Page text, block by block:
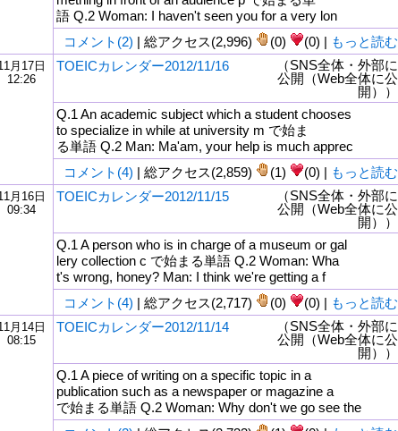
語 Q.2 Woman: I haven't seen you for a very lon
コメント(2) | 総アクセス(2,996) (0) (0) | もっと読む
月17日
12:26
TOEICカレンダー2012/11/16
（SNS全体・外部に
公開（Web全体に公
開））
Q.1 An academic subject which a student chooses
to specialize in while at university m で始ま
る単語 Q.2 Man: Ma'am, your help is much apprec
コメント(4) | 総アクセス(2,859) (1) (0) | もっと読む
月16日
09:34
TOEICカレンダー2012/11/15
（SNS全体・外部に
公開（Web全体に公
開））
Q.1 A person who is in charge of a museum or gal
lery collection c で始まる単語 Q.2 Woman: Wha
t's wrong, honey? Man: I think we're getting a f
コメント(4) | 総アクセス(2,717) (0) (0) | もっと読む
月14日
08:15
TOEICカレンダー2012/11/14
（SNS全体・外部に
公開（Web全体に公
開））
Q.1 A piece of writing on a specific topic in a
publication such as a newspaper or magazine a
で始まる単語 Q.2 Woman: Why don't we go see the